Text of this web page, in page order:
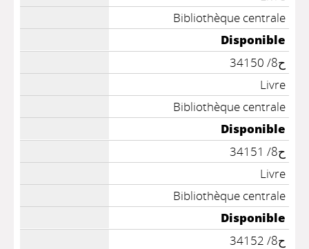
Bibliothèque centrale
Disponible
ح8/ 34150
Livre
Bibliothèque centrale
Disponible
ح8/ 34151
Livre
Bibliothèque centrale
Disponible
ح8/ 34152